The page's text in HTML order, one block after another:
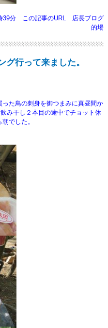
39分 この記事のURL
店長ブログ
的場
グ行って来ました。
た鳥の刺身を御つまみに真昼間か
み干し２本目の途中でチョット休
でした。